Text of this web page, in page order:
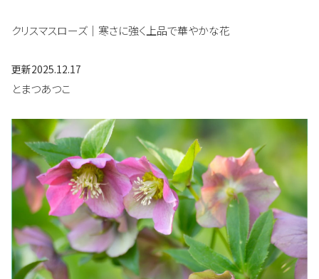
クリスマスローズ｜寒さに強く上品で華やかな花
更新2025.12.17
とまつあつこ